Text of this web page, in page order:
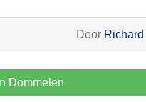
Door Richard
Dommelen